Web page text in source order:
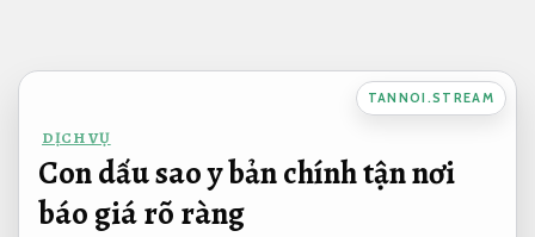
nội
TANNOI.STREAM
DỊCH VỤ
Con dấu sao y bản chính tận nơi
báo giá rõ ràng